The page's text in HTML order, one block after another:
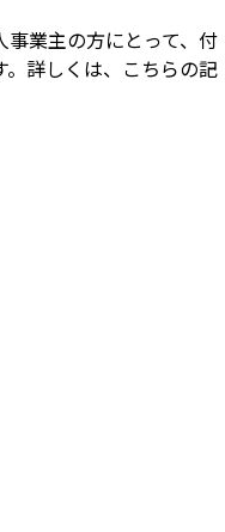
業主の方にとって、付
詳しくは、こちらの記